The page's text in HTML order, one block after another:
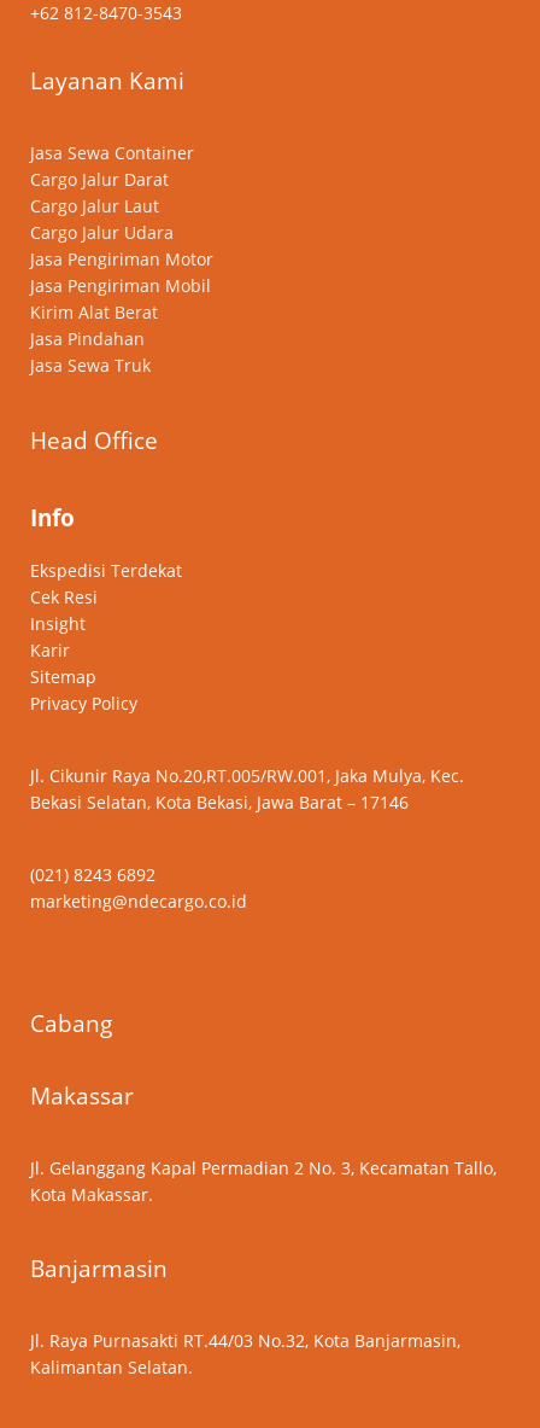
+62 812-8470-3543
Layanan Kami
Jasa Sewa Container
Cargo Jalur Darat
Cargo Jalur Laut
Cargo Jalur Udara
Jasa Pengiriman Motor
Jasa Pengiriman Mobil
Kirim Alat Berat
Jasa Pindahan
Jasa Sewa Truk
Head Office
Info
Ekspedisi Terdekat
Cek Resi
Insight
Karir
Sitemap
Privacy Policy
Jl. Cikunir Raya No.20,RT.005/RW.001, Jaka Mulya, Kec.
Bekasi Selatan, Kota Bekasi, Jawa Barat – 17146
(021) 8243 6892
marketing@ndecargo.co.id
Cabang
Makassar
Jl. Gelanggang Kapal Permadian 2 No. 3, Kecamatan Tallo,
Kota Makassar.
Banjarmasin
Jl. Raya Purnasakti RT.44/03 No.32, Kota Banjarmasin,
Kalimantan Selatan.